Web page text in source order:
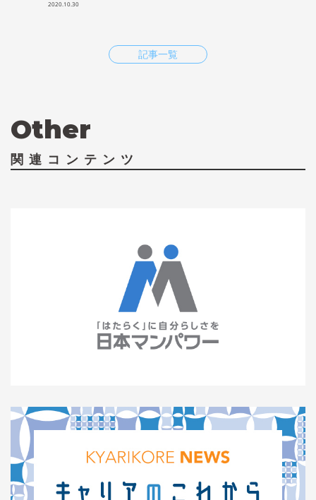
2020.10.30
記事一覧
Other
関連コンテンツ